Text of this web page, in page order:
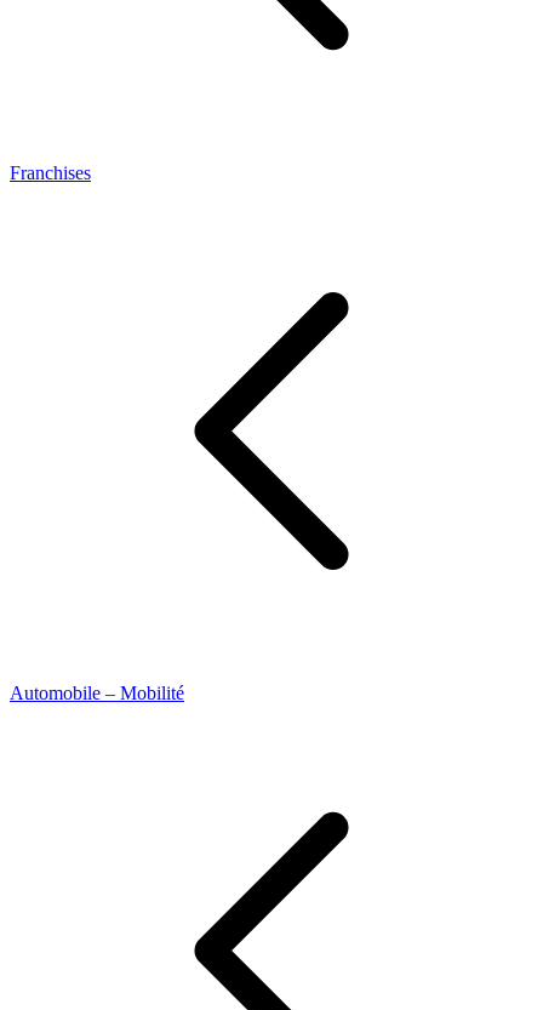
Franchises
Automobile – Mobilité